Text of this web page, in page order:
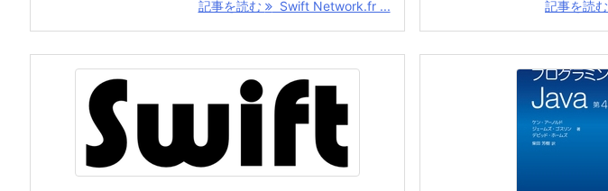
記事を読む Swift Network.fr ... 記事を読む